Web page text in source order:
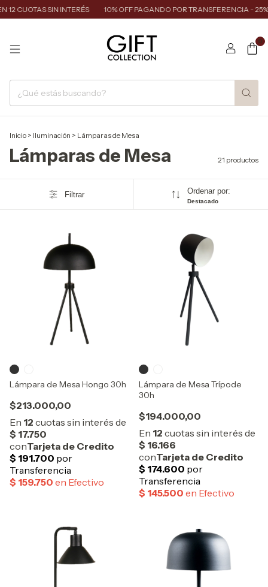
CUOTAS SIN INTERÉS 10% OFF PAGANDO POR TRANSFERENCIA - 25%
0
Inicio > Iluminación > Lámparas de Mesa
Lámparas de Mesa 21 productos
Filtrar Ordenar por:
Destacado
Lámpara de Mesa Hongo 30h
$213.000,00
Lámpara de Mesa Trípode
30h
$194.000,00